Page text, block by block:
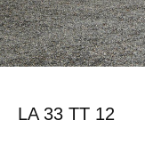
LA 33 TT 12